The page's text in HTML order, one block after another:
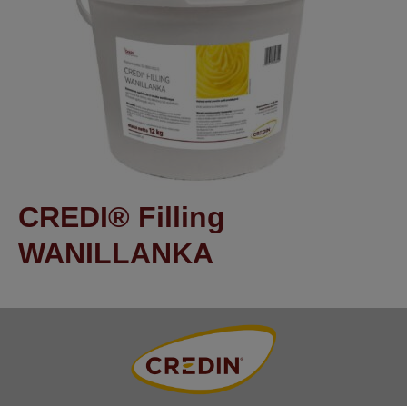
CREDI® Filling
WANILLANKA